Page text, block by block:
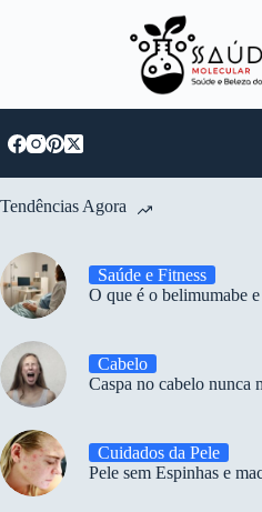
Tendências Agora
Saúde e Fitness
O que é o belimumabe
Cabelo
Caspa no cabelo nunca
Cuidados da Pele
Pele sem Espinhas e